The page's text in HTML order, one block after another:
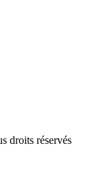
droits réservés